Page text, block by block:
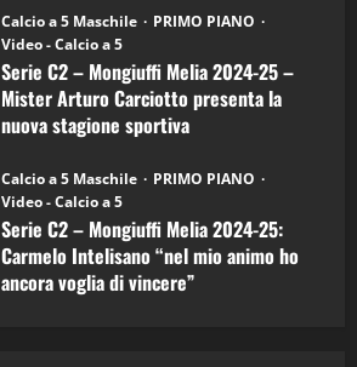
Calcio a 5 Maschile
PRIMO PIANO
Video - Calcio a 5
Serie C2 – Mongiuffi Melia 2024-25 –
Mister Arturo Carciotto presenta la
nuova stagione sportiva
Calcio a 5 Maschile
PRIMO PIANO
Video - Calcio a 5
Serie C2 – Mongiuffi Melia 2024-25:
Carmelo Intelisano “nel mio animo ho
ancora voglia di vincere”
“SportEmpire” in Podcast: 26^ Puntata
(Martedi 07 Aprile 2026)
08/04/2026
“SportEmpire” in Podcast: 30^ Puntata
(Martedi 05 Maggio 2026)
08/05/2026